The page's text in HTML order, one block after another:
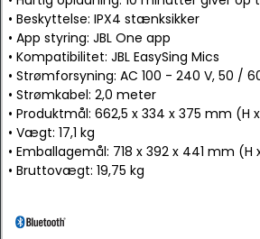
• Beskyttelse: IPX4 stænksikker
• App styring: JBL One app
• Kompatibilitet: JBL EasySing Mics
• Strømforsyning: AC 100 - 240 V, 50 /
• Strømkabel: 2,0 meter
• Produktmål: 662,5 x 334 x 375 mm (H x
• Vægt: 17,1 kg
• Emballagemål: 718 x 392 x 441 mm (H
• Bruttovægt: 19,75 kg